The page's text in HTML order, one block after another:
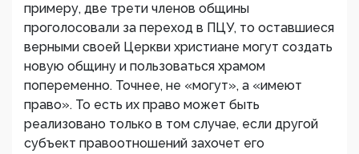
примеру, две трети членов общины
проголосовали за переход в ПЦУ, то оставшиеся
верными своей Церкви христиане могут создать
новую общину и пользоваться храмом
попеременно. Точнее, не «могут», а «имеют
право». То есть их право может быть
реализовано только в том случае, если другой
субъект правоотношений захочет его